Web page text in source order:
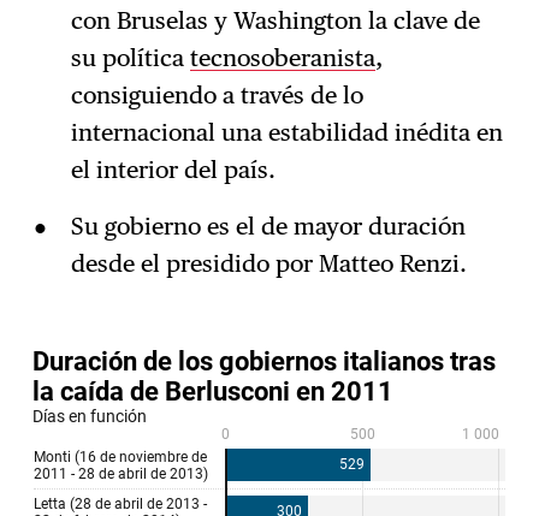
con Bruselas y Washington la clave de
su política tecnosoberanista,
consiguiendo a través de lo
internacional una estabilidad inédita en
el interior del país.
Su gobierno es el de mayor duración
desde el presidido por Matteo Renzi.